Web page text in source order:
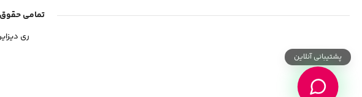
تمامی
ری
پشتیبانی آنلاین